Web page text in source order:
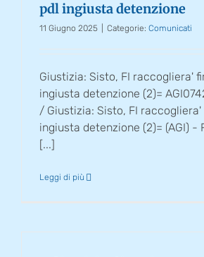
pdl ingiusta detenzione
11 Giugno 2025 Categorie: Comunicati
Giustizia: Sisto, FI raccogliera'
ingiusta detenzione (2)=
/ Giustizia: Sisto, FI raccogliera'
ingiusta detenzione (2)= (AGI) -
[...]
Leggi di più